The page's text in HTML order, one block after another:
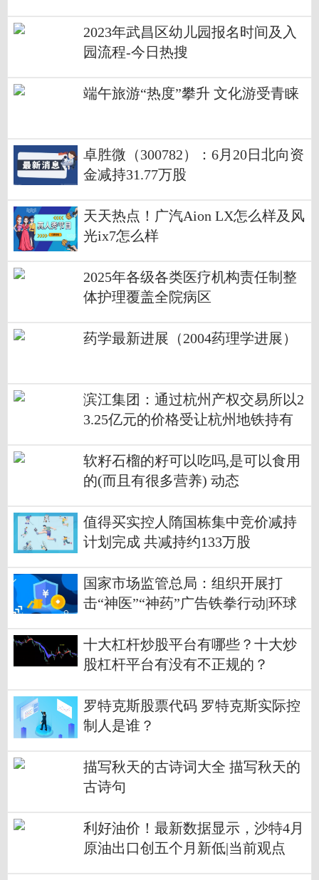
2023年武昌区幼儿园报名时间及入
园流程-今日热搜
端午旅游“热度”攀升 文化游受青睐
卓胜微（300782）：6月20日北向资
金减持31.77万股
天天热点！广汽Aion LX怎么样及风
光ix7怎么样
2025年各级各类医疗机构责任制整
体护理覆盖全院病区
药学最新进展（2004药理学进展）
滨江集团：通过杭州产权交易所以2
3.25亿元的价格受让杭州地铁持有
今日要闻
软籽石榴的籽可以吃吗,是可以食用
的(而且有很多营养) 动态
值得买实控人隋国栋集中竞价减持
计划完成 共减持约133万股
国家市场监管总局：组织开展打
击“神医”“神药”广告铁拳行动|环球
十大杠杆炒股平台有哪些？十大炒
股杠杆平台有没有不正规的？
罗特克斯股票代码 罗特克斯实际控
制人是谁？
描写秋天的古诗词大全 描写秋天的
古诗句
利好油价！最新数据显示，沙特4月
原油出口创五个月新低|当前观点